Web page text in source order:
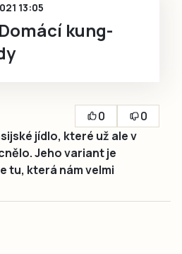
13:05
kung-
0
0
jídlo, které už ale v
Jeho variant je
tu, která nám velmi